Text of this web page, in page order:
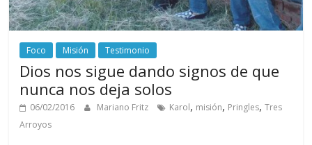
Foco Misión Testimonio
Dios nos sigue dando signos de que
nunca nos deja solos
06/02/2016 Mariano Fritz Karol, misión, Pringles,Tres
Arroyos